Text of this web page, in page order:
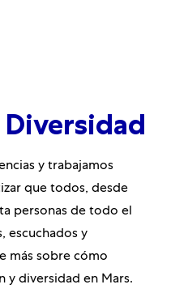
y trabajamos
que todos, desde
personas de todo el
escuchados y
más sobre cómo
y diversidad en Mars.